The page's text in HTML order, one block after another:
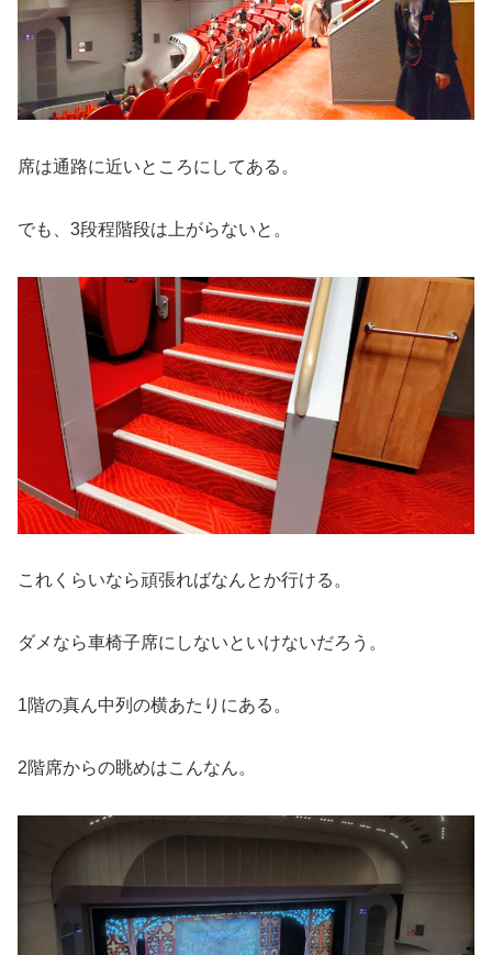
席は通路に近いところにしてある。
でも、3段程階段は上がらないと。
これくらいなら頑張ればなんとか行ける。
ダメなら車椅子席にしないといけないだろう。
1階の真ん中列の横あたりにある。
2階席からの眺めはこんなん。